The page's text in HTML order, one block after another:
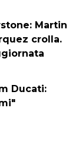
Martin
crolla.
Ducati: